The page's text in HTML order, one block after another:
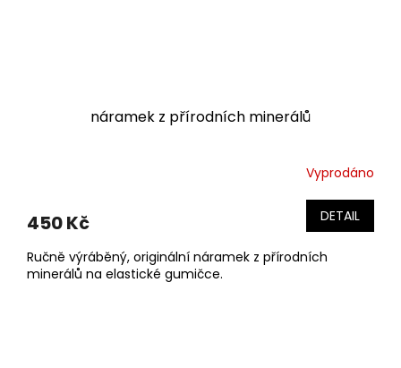
náramek z přírodních minerálů
Vyprodáno
450 Kč DETAIL
Ručně výráběný, originální náramek z přírodních
minerálů na elastické gumičce.